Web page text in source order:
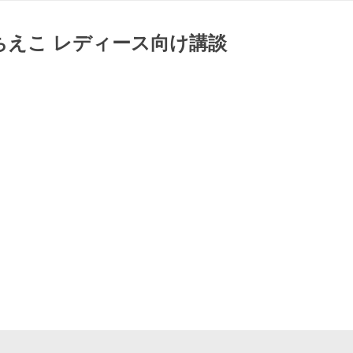
こ レディース向け講談